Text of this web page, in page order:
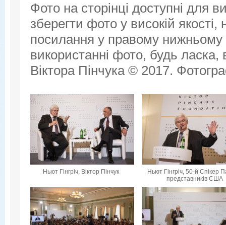
Фото на сторінці доступні для
зберегти фото у високій
посилання у правому нижньому
використанні фото, будь
Віктора Пінчука © 2017.
Ньют Гінгріч, Віктор Пінчук
Ньют Гінгріч, 50-й Спікер
представників США